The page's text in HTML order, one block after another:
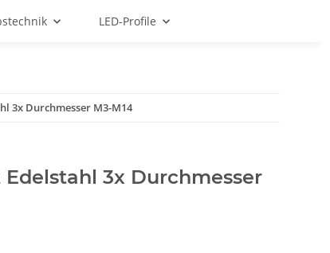
LED-Profile
3x Durchmesser M3-M14
3x Durchmesser